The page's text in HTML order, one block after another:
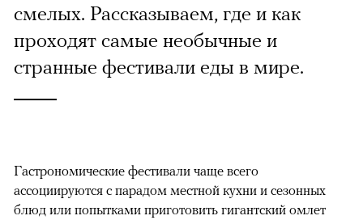
смелых. Рассказываем, где и как
проходят самые необычные и
странные фестивали еды в мире.
Гастрономические фестивали чаще всего
ассоциируются с парадом местной кухни и сезонных
блюд или попытками приготовить гигантский омлет